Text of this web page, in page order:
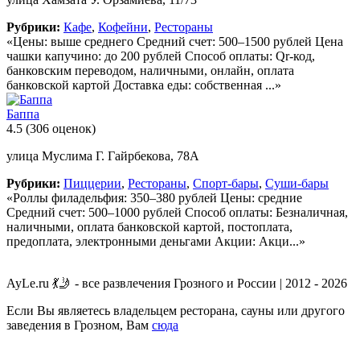
Рубрики: Кафе, Кофейни, Рестораны
«Цены: выше среднего Средний счет: 500–1500 рублей Цена
чашки капучино: до 200 рублей Способ оплаты: Qr-код,
банковским переводом, наличными, онлайн, оплата
банковской картой Доставка еды: собственная ...»
Баппа
4.5 (306 оценок)
улица Муслима Г. Гайрбекова, 78А
Рубрики: Пиццерии, Рестораны, Спорт-бары, Суши-бары
«Роллы филадельфия: 350–380 рублей Цены: средние
Средний счет: 500–1000 рублей Способ оплаты: Безналичная,
наличными, оплата банковской картой, постоплата,
предоплата, электронными деньгами Акции: Акци...»
AyLe.ru 💃🤳 - все развлечения Грозного и России | 2012 - 2026
Если Вы являетесь владельцем ресторана, сауны или другого
заведения в Грозном, Вам сюда